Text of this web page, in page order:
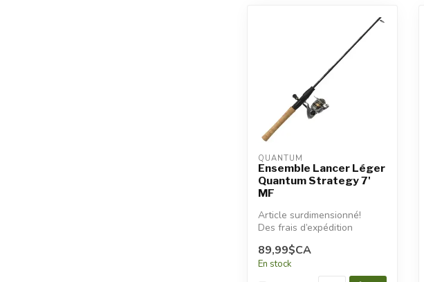
QUANTUM
Ensemble Lancer Léger
Quantum Strategy 7'
MF
Article surdimensionné!
Des frais d’expédition
appliqués.
89,99$CA
En stock